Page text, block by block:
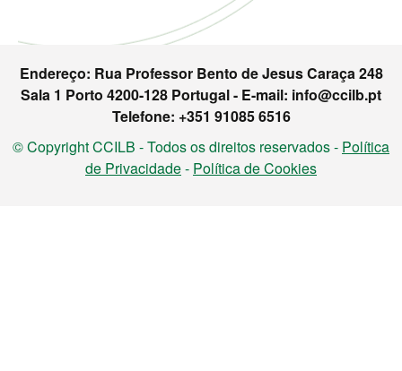
Endereço: Rua Professor Bento de Jesus Caraça 248
Sala 1 Porto 4200-128 Portugal - E-mail: info@ccilb.pt
Telefone: +351 91085 6516
© Copyright CCILB - Todos os direitos reservados - Política
de Privacidade- Política de Cookies